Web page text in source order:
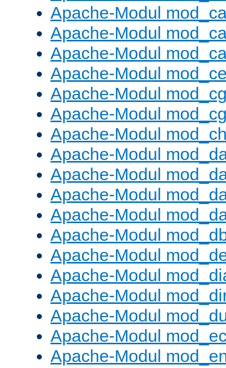
Apache-Modul
Apache-Modul
Apache-Modul
Apache-Modul
Apache-Modul
Apache-Modul
Apache-Modul
Apache-Modul
Apache-Modul
Apache-Modul
Apache-Modul
Apache-Modul
Apache-Modul
Apache-Modul
Apache-Modul
Apache-Modul
Apache-Modul
Apache-Modul